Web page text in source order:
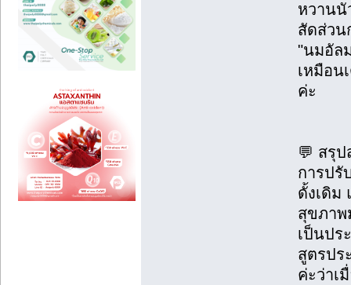
หวานนั
สัดส่วน
"นมอัล
เหมือน
ค่ะ
💬 สรุป
การปรั
ดั้งเดิม
สุขภาพ
เป็นปร
สูตรปร
ค่ะว่าเ